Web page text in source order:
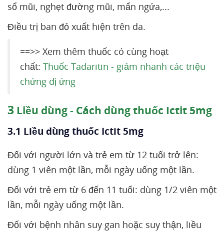
sổ mũi, nghẹt đường mũi, mẩn ngứa,...
Điều trị ban đỏ xuất hiện trên da.
==>> Xem thêm thuốc có cùng hoạt
chất: Thuốc Tadaritin - giảm nhanh các triệu
chứng dị ứng
3 Liều dùng - Cách dùng thuốc Ictit 5mg
3.1 Liều dùng thuốc Ictit 5mg
Đối với người lớn và trẻ em từ 12 tuổi trở lên:
dùng 1 viên một lần, mỗi ngày uống một lần.
Đối với trẻ em từ 6 đến 11 tuổi: dùng 1/2 viên một
lần, mỗi ngày uống một lần.
Đối với bệnh nhân suy gan hoặc suy thận, liều